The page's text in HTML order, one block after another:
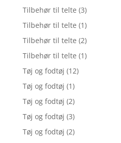
Tilbehør til telte (3)
Tilbehør til telte (1)
Tilbehør til telte (2)
Tilbehør til telte (1)
Tøj og fodtøj (12)
Tøj og fodtøj (1)
Tøj og fodtøj (2)
Tøj og fodtøj (3)
Tøj og fodtøj (2)